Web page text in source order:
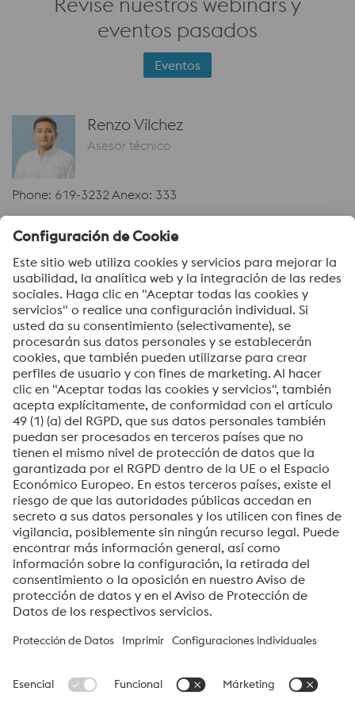
eventos pasados
Eventos
Renzo Vilchez
Asesor técnico
Phone: 619-3232 Anexo: 333
Enviar email
Enlaces relacionados
Aceros especiales
Soldaduras
Engineered Products
Tratamientos térmicos
Análisis y ensayo de materiales
voestalpine High Performance Metals del Perú S.A.
voestalpine High Performance Metals del Perú S.A. es la empresa
de ventas en Perú de la división High Performance Metals. La
división se enfoca en segmentos de productos tecnológicamente
herramientas y otros aceros especiales.
Grupo_voestalpine Navigation